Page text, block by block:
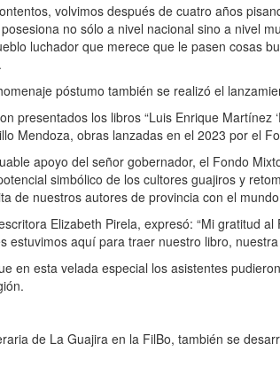
volvimos después de cuatro años
no sólo a nivel nacional sino a nivel
luchador que merece que le pasen cosas
póstumo también se realizó el
presentados los libros “Luis Enrique Martínez
Mendoza, obras lanzadas en el 2023 por el
apoyo del señor gobernador, el Fondo
simbólico de los cultores guajiros y
de nuestros autores de provincia con el
Elizabeth Pirela, expresó: “Mi gratitud
estuvimos aquí para traer nuestro libro,
en esta velada especial los asistentes
de La Guajira en la FilBo, también se